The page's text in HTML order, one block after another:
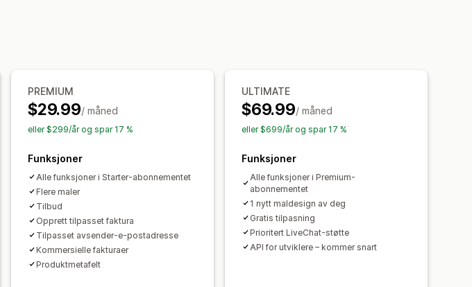
Filnavn
PDF-generering
eksporter
Datasikkerhet Sekvensiell nummerering
PREMIUM
$29.99/ måned
eller $299/år og spar 17 %
Funksjoner
Alle funksjoner i Starter-abonnementet
Flere maler
Tilbud
Opprett tilpasset faktura
Tilpasset avsender-e-postadresse
Kommersielle fakturaer
Produktmetafelt
ULTIMATE
$69.99/ måned
eller $699/år og spar 17 %
Funksjoner
Alle funksjoner i Premium-
abonnementet
1 nytt maldesign av deg
Gratis tilpasning
Prioritert LiveChat-støtte
API for utviklere – kommer snart